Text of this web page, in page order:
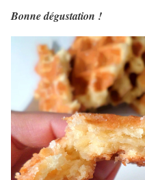
Bonne dégustation !